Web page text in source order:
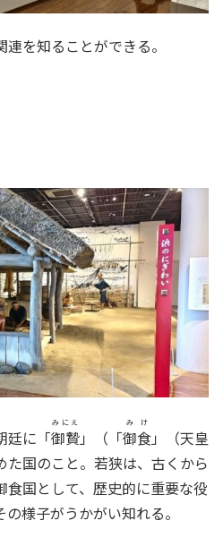
を知ることができる。
廷に「御贄
みにえ
」（「御食
みけ
」（天皇
た国のこと。若狭は、古くから
食国として、歴史的に重要な役
様子がうかがい知れる。